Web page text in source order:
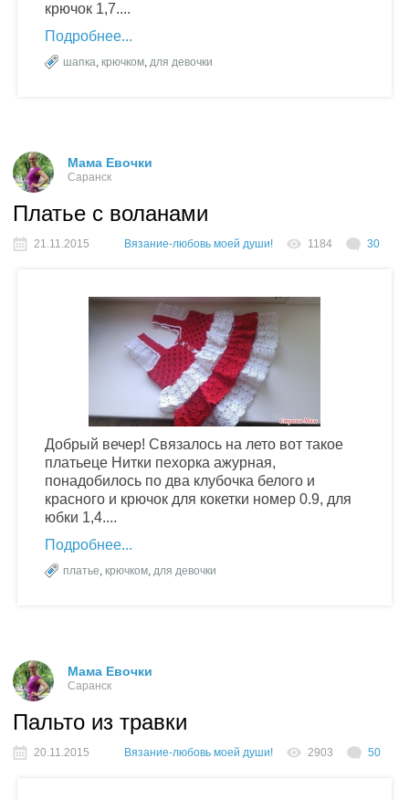
крючок 1,7....
Подробнее
шапка, крючком, для девочки
Мама Евочки
Саранск
Платье с воланами
21.11.2015 Вязание-любовь моей души! 1184 30
Добрый вечер! Связалось на лето вот такое
платьеце Нитки пехорка ажурная,
понадобилось по два клубочка белого и
красного и крючок для кокетки номер 0.9, для
юбки 1,4....
Подробнее
платье, крючком, для девочки
Мама Евочки
Саранск
Пальто из травки
20.11.2015 Вязание-любовь моей души! 2903 50